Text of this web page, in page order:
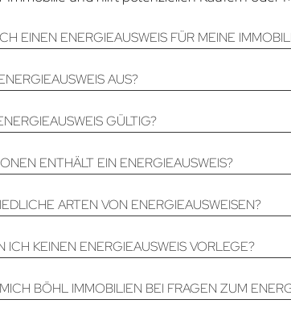
EINEN ENERGIEAUSWEIS FÜR MEINE
AUS?
GÜLTIG?
ENTHÄLT EIN ENERGIEAUSWEIS?
ARTEN VON ENERGIEAUSWEISEN?
ICH KEINEN ENERGIEAUSWEIS VORLEGE?
BÖHL IMMOBILIEN BEI FRAGEN ZUM